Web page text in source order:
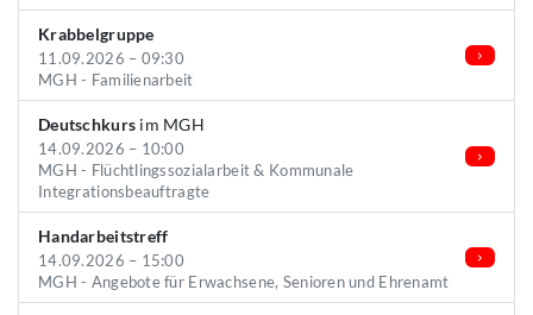
Krabbelgruppe
11.09.2026 – 09:30
MGH - Familienarbeit
Deutschkurs im MGH
14.09.2026 – 10:00
MGH - Flüchtlingssozialarbeit & Kommunale
Integrationsbeauftragte
Handarbeitstreff
14.09.2026 – 15:00
MGH - Angebote für Erwachsene, Senioren und Ehrenamt